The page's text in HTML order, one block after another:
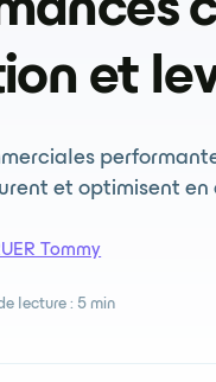
et
et optimisent en
Tommy
lecture : 5 min